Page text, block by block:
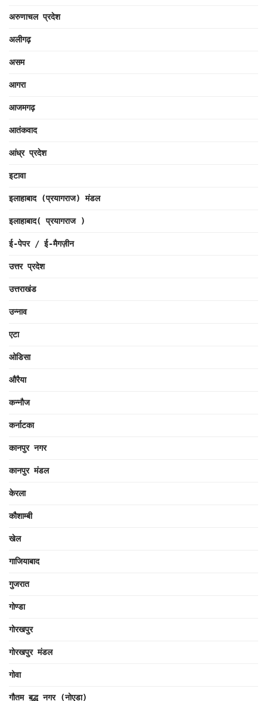
अरुणाचल प्रदेश
अलीगढ़
असम
आगरा
आजमगढ़
आतंकवाद
आंध्र प्रदेश
इटावा
इलाहाबाद (प्रयागराज) मंडल
इलाहाबाद( प्रयागराज )
ई-पेपर / ई-मैगज़ीन
उत्तर प्रदेश
उत्तराखंड
उन्नाव
एटा
ओडिसा
औरैया
कन्नौज
कर्नाटका
कानपुर नगर
कानपुर मंडल
केरला
कौशाम्बी
खेल
गाजियाबाद
गुजरात
गोण्डा
गोरखपुर
गोरखपुर मंडल
गोवा
गौतम बुद्ध नगर (नोएडा)